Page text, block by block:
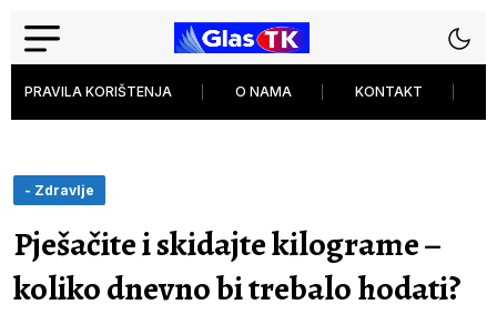
PRAVILA KORIŠTENJA O NAMA KONTAKT
- Zdravlje
Pješačite i skidajte kilograme –
koliko dnevno bi trebalo hodati?